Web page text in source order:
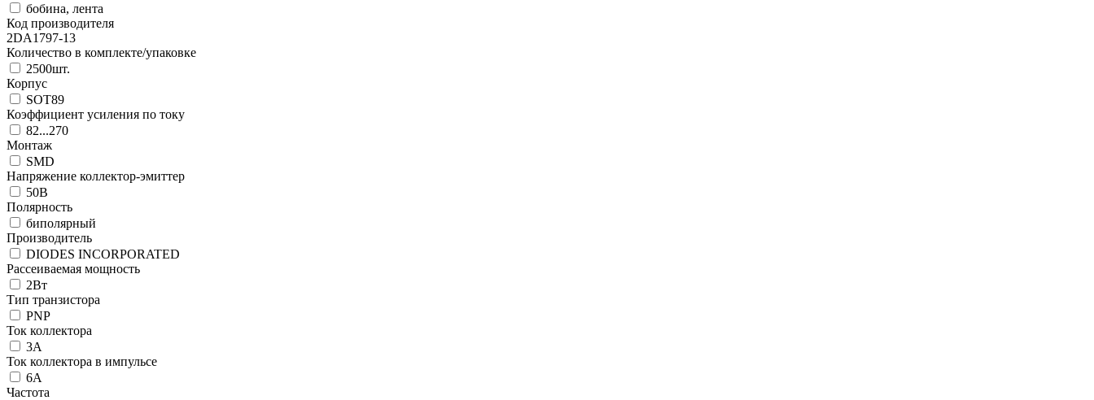
бобина, лента
Код производителя
2DA1797-13
Количество в комплекте/упаковке
2500шт.
Корпус
SOT89
Коэффициент усиления по току
82...270
Монтаж
SMD
Напряжение коллектор-эмиттер
50В
Полярность
биполярный
Производитель
DIODES INCORPORATED
Рассеиваемая мощность
2Вт
Тип транзистора
PNP
Ток коллектора
3А
Ток коллектора в импульсе
6А
Частота